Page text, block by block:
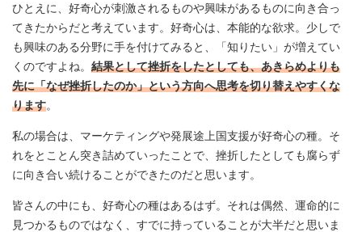
ひとえに、好奇心が刺激されるものや興味があるものに向き合っ
てきたからだと考えています。好奇心は、本能的な欲求。少しで
も興味のある分野に手を付けてみると、「知りたい」が増えてい
くのですよね。 結果として挫折をしたとしても、あきらめよりも
先に「なぜ挫折したのか」という方向へ思考を切り替えやすくな
ります。
私の場合は、マーケティングや発展途上国支援が好奇心の種。そ
れをとことん突き詰めていったことで、挫折したとしても腐らず
に向き合い続けることができたのだと思います。
皆さんの中にも、好奇心の種はあるはず。それは偶然、運命的に
見つかるものではなく、すでに持っていることが大半だと思いま